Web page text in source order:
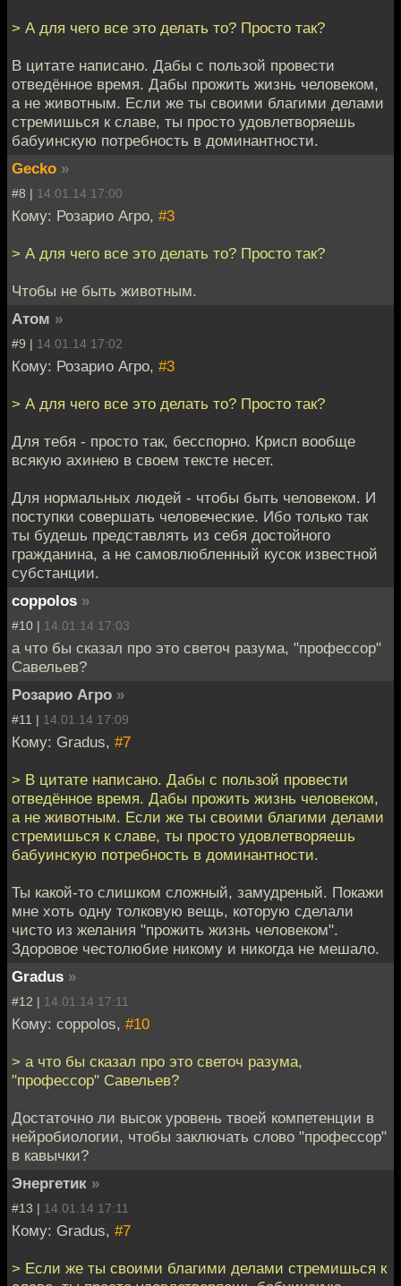
> А для чего все это делать то? Просто так?
В цитате написано. Дабы с пользой провести
отведённое время. Дабы прожить жизнь человеком,
а не животным. Если же ты своими благими делами
стремишься к славе, ты просто удовлетворяешь
бабуинскую потребность в доминантности.
Gecko »
#8 | 14.01.14 17:00
Кому: Розарио Агро, #3
> А для чего все это делать то? Просто так?
Чтобы не быть животным.
Атом »
#9 | 14.01.14 17:02
Кому: Розарио Агро, #3
> А для чего все это делать то? Просто так?
Для тебя - просто так, бесспорно. Крисп вообще
всякую ахинею в своем тексте несет.
Для нормальных людей - чтобы быть человеком. И
поступки совершать человеческие. Ибо только так
ты будешь представлять из себя достойного
гражданина, а не самовлюбленный кусок известной
субстанции.
coppolos »
#10 | 14.01.14 17:03
а что бы сказал про это светоч разума, "профессор"
Савельев?
Розарио Агро »
#11 | 14.01.14 17:09
Кому: Gradus, #7
> В цитате написано. Дабы с пользой провести
отведённое время. Дабы прожить жизнь человеком,
а не животным. Если же ты своими благими делами
стремишься к славе, ты просто удовлетворяешь
бабуинскую потребность в доминантности.
Ты какой-то слишком сложный, замудреный. Покажи
мне хоть одну толковую вещь, которую сделали
чисто из желания "прожить жизнь человеком".
Здоровое честолюбие никому и никогда не мешало.
Gradus »
#12 | 14.01.14 17:11
Кому: coppolos, #10
> а что бы сказал про это светоч разума,
"профессор" Савельев?
Достаточно ли высок уровень твоей компетенции в
нейробиологии, чтобы заключать слово "профессор"
в кавычки?
Энергетик »
#13 | 14.01.14 17:11
Кому: Gradus, #7
> Если же ты своими благими делами стремишься к